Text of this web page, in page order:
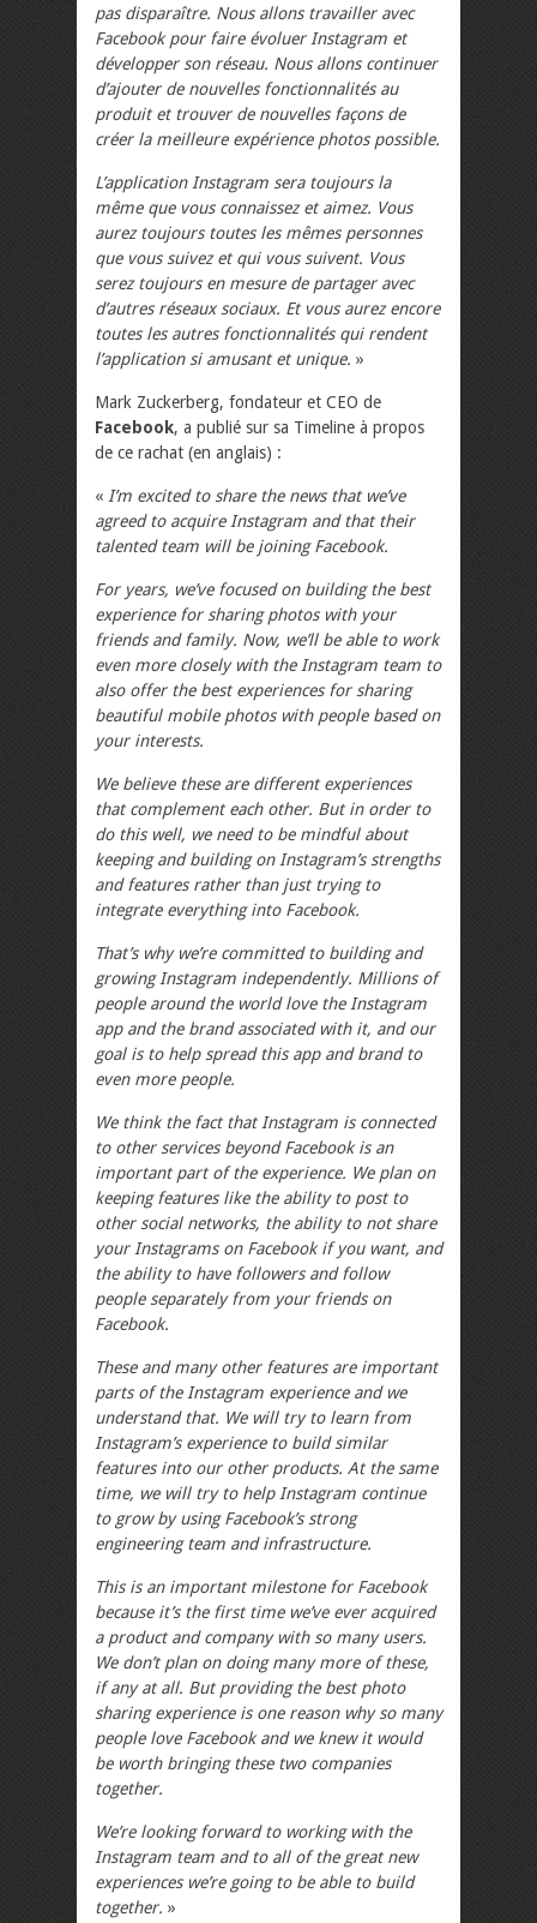
pas disparaître. Nous allons travailler avec
Facebook pour faire évoluer Instagram et
développer son réseau. Nous allons continuer
d’ajouter de nouvelles fonctionnalités au
produit et trouver de nouvelles façons de
créer la meilleure expérience photos possible.
L’application Instagram sera toujours la
même que vous connaissez et aimez. Vous
aurez toujours toutes les mêmes personnes
que vous suivez et qui vous suivent. Vous
serez toujours en mesure de partager avec
d’autres réseaux sociaux. Et vous aurez encore
toutes les autres fonctionnalités qui rendent
l’application si amusant et unique. »
Mark Zuckerberg, fondateur et CEO de
Facebook, a publié sur sa Timeline à propos
de ce rachat (en anglais) :
« I’m excited to share the news that we’ve
agreed to acquire Instagram and that their
talented team will be joining Facebook.
For years, we’ve focused on building the best
experience for sharing photos with your
friends and family. Now, we’ll be able to work
even more closely with the Instagram team to
also offer the best experiences for sharing
beautiful mobile photos with people based on
your interests.
We believe these are different experiences
that complement each other. But in order to
do this well, we need to be mindful about
keeping and building on Instagram’s strengths
and features rather than just trying to
integrate everything into Facebook.
That’s why we’re committed to building and
growing Instagram independently. Millions of
people around the world love the Instagram
app and the brand associated with it, and our
goal is to help spread this app and brand to
even more people.
We think the fact that Instagram is connected
to other services beyond Facebook is an
important part of the experience. We plan on
keeping features like the ability to post to
other social networks, the ability to not share
your Instagrams on Facebook if you want, and
the ability to have followers and follow
people separately from your friends on
Facebook.
These and many other features are important
parts of the Instagram experience and we
understand that. We will try to learn from
Instagram’s experience to build similar
features into our other products. At the same
time, we will try to help Instagram continue
to grow by using Facebook’s strong
engineering team and infrastructure.
This is an important milestone for Facebook
because it’s the first time we’ve ever acquired
a product and company with so many users.
We don’t plan on doing many more of these,
if any at all. But providing the best photo
sharing experience is one reason why so many
people love Facebook and we knew it would
be worth bringing these two companies
together.
We’re looking forward to working with the
Instagram team and to all of the great new
experiences we’re going to be able to build
together. »